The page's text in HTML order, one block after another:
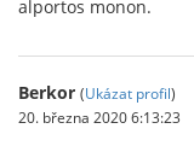
alportos monon.
Berkor (Ukázat profil)
20. března 2020 6:13:23